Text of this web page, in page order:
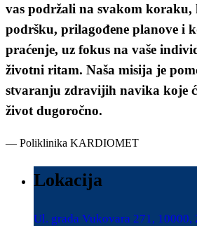
vas podržali na svakom koraku,
podršku, prilagođene planove i
praćenje, uz fokus na vaše
životni ritam. Naša misija je
stvaranju zdravijih navika koje
život dugoročno.
— Poliklinika KARDIOMET
Lokacija
Ul. grada Vukovara 271, 10000,